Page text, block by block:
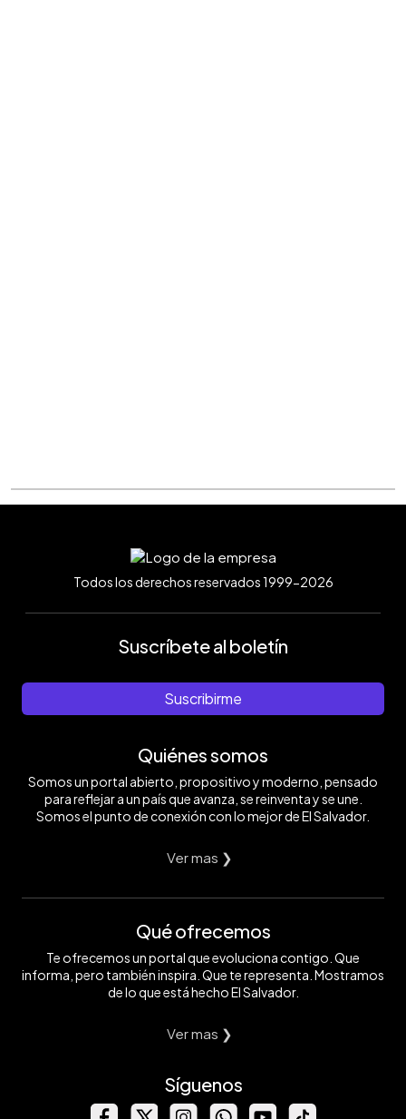
Todos los derechos reservados 1999-2026
Suscríbete al boletín
Suscribirme
Quiénes somos
Somos un portal abierto, propositivo y moderno, pensado
para reflejar a un país que avanza, se reinventa y se une.
Somos el punto de conexión con lo mejor de El Salvador.
Ver mas ❯
Qué ofrecemos
Te ofrecemos un portal que evoluciona contigo. Que
informa, pero también inspira. Que te representa. Mostramos
de lo que está hecho El Salvador.
Ver mas ❯
Síguenos